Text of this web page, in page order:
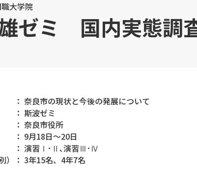
大学院
ゼミ 国内実態調
市の現状と今後の発展について
波ゼミ
奈良市役所
18日～20日
演習Ⅰ･Ⅱ､演習Ⅲ･Ⅳ
）： 3年15名、4年7名